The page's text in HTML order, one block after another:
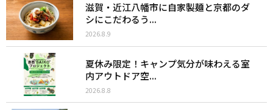
滋賀・近江八幡市に自家製麺と京都のダ
シにこだわるう...
2026.8.9
夏休み限定！キャンプ気分が味わえる室
内アウトドア空...
2026.8.8